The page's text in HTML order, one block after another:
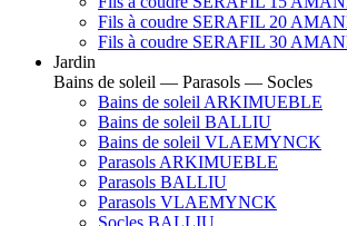
Fils à coudre SERAFIL 20
Fils à coudre SERAFIL 30
Jardin
Bains de soleil — Parasols — Socles
Bains de soleil ARKIMUEBLE
Bains de soleil BALLIU
Bains de soleil VLAEMYNCK
Parasols ARKIMUEBLE
Parasols BALLIU
Parasols VLAEMYNCK
Socles BALLIU